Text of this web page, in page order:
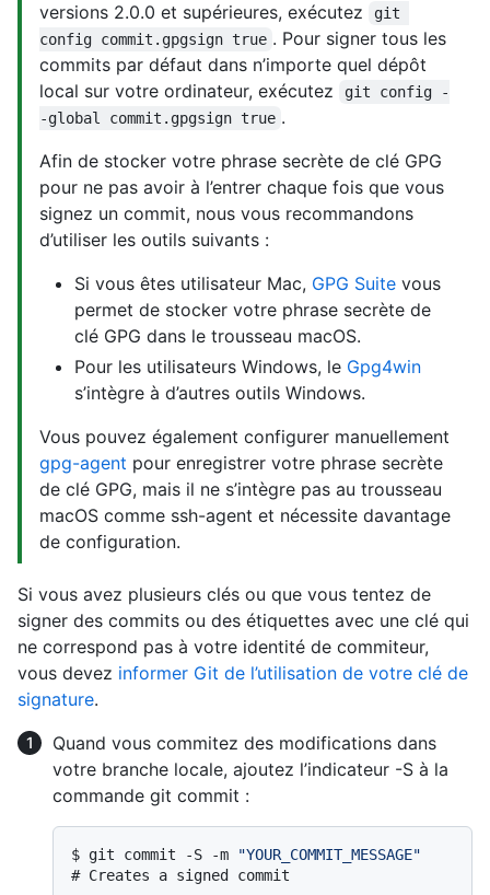
versions 2.0.0 et supérieures, exécutez
git
config commit.gpgsign true . Pour signer tous les
commits par défaut dans n’importe quel dépôt
local sur votre ordinateur, exécutez
git config -
-global commit.gpgsign true .
Afin de stocker votre phrase secrète de clé GPG
pour ne pas avoir à l’entrer chaque fois que vous
signez un commit, nous vous recommandons
d’utiliser les outils suivants :
Si vous êtes utilisateur Mac, GPG Suite vous
permet de stocker votre phrase secrète de
clé GPG dans le trousseau macOS.
Pour les utilisateurs Windows, le Gpg4win
s’intègre à d’autres outils Windows.
Vous pouvez également configurer manuellement
gpg-agent pour enregistrer votre phrase secrète
de clé GPG, mais il ne s’intègre pas au trousseau
macOS comme ssh-agent et nécessite davantage
de configuration.
Si vous avez plusieurs clés ou que vous tentez de
signer des commits ou des étiquettes avec une clé qui
ne correspond pas à votre identité de commiteur,
vous devez informer Git de l’utilisation de votre clé de
signature.
Quand vous commitez des modifications dans
votre branche locale, ajoutez l’indicateur -S à la
commande git commit :
$ git commit -S -m
"YOUR_COMMIT_MESSAGE"
# Creates a signed commit